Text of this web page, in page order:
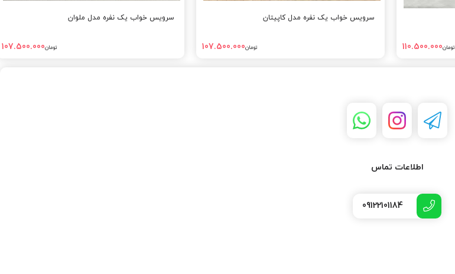
تومان110.500.000
سرویس خواب یک نفره مدل کاپیتان
تومان107.500.000
سرویس خواب یک نفره مدل ملوان
تومان107.500.000
اطلاعات تماس
09122101184